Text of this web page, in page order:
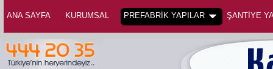
ANA SAYFA KURUMSAL PREFABRİK YAPILAR ŞANTİYE